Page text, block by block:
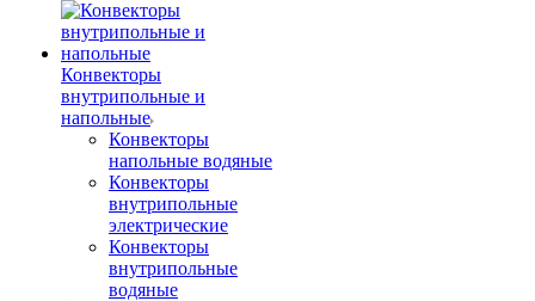
Конвекторы
внутрипольные и
напольные
Конвекторы
напольные водяные
Конвекторы
внутрипольные
электрические
Конвекторы
внутрипольные
водяные